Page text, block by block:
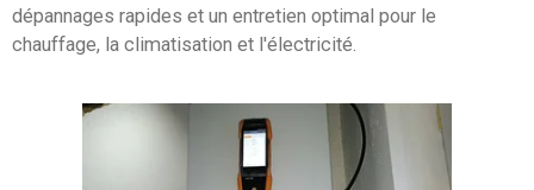
dépannages rapides et un entretien optimal pour le
chauffage, la climatisation et l'électricité.